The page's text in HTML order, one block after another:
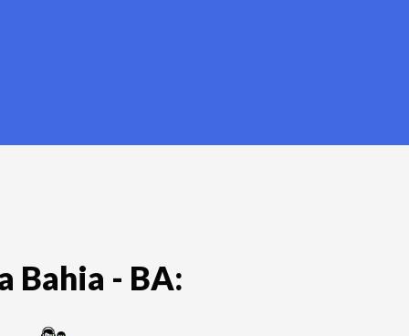
Bahia - BA: